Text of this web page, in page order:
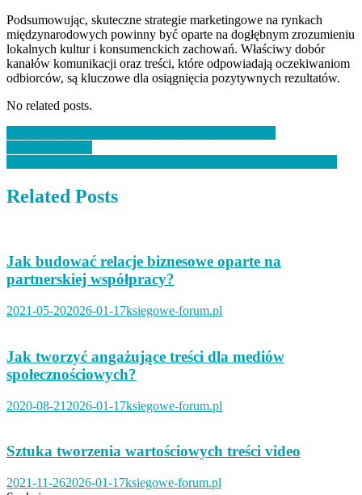
Podsumowując, skuteczne strategie marketingowe na rynkach
międzynarodowych powinny być oparte na dogłębnym zrozumieniu
lokalnych kultur i konsumenckich zachowań. Właściwy dobór
kanałów komunikacji oraz treści, które odpowiadają oczekiwaniom
odbiorców, są kluczowe dla osiągnięcia pozytywnych rezultatów.
No related posts.
Nawigacja
wpisu
Related Posts
Jak budować relacje biznesowe oparte na
partnerskiej współpracy?
2021-05-202026-01-17ksiegowe-forum.pl
Jak tworzyć angażujące treści dla mediów
społecznościowych?
2020-08-21 2026-01-17ksiegowe-forum.pl
Sztuka tworzenia wartościowych treści video
2021-11-262026-01-17ksiegowe-forum.pl